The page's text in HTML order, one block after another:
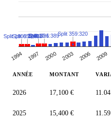
1994 1997 2000 2003 2006 2009
Split 1808:1745
Split 655:628
Split 10:1
Split 396:389Split 359:320
ANNÉE MONTANT
2026 17,100 €
2025 15,400 €